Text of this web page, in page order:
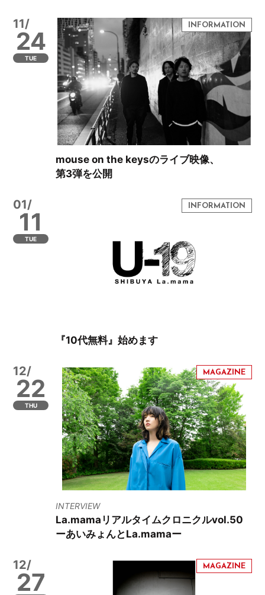
11/
24
TUE
mouse on the keysのライブ映像、
第3弾を公開
01/
11
TUE
『10代無料』始めます
12/
22
THU
INTERVIEW
La.mamaリアルタイムクロニクルvol.50
ーあいみょんとLa.mamaー
12/
27